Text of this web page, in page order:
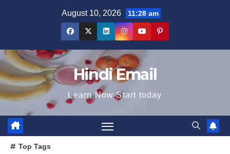
August 10, 2026 11:28 am
Hindi Email
Learn Now Start today
Top Tags